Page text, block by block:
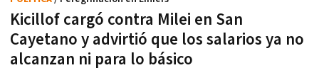
Kicillof cargó contra Milei en San
Cayetano y advirtió que los salarios ya no
alcanzan ni para lo básico